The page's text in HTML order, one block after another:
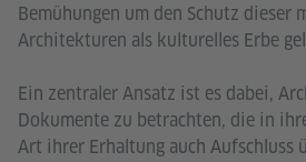
Bemühungen um den Schutz dieser
Architekturen als kulturelles Erbe
Ein zentraler Ansatz ist es dabei,
Dokumente zu betrachten, die in
Art ihrer Erhaltung auch Aufschluss